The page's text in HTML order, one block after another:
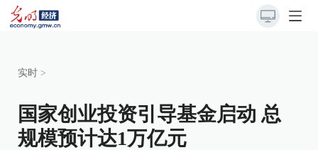
实时 >
国家创业投资引导基金启动 总
规模预计达1万亿元